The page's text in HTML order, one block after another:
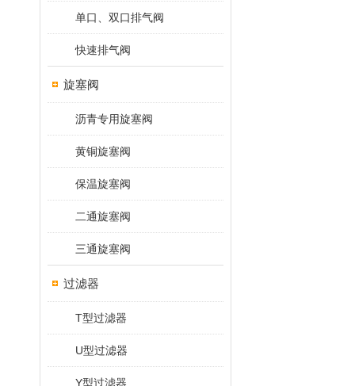
单口、双口排气阀
快速排气阀
旋塞阀
沥青专用旋塞阀
黄铜旋塞阀
保温旋塞阀
二通旋塞阀
三通旋塞阀
过滤器
T型过滤器
U型过滤器
Y型过滤器